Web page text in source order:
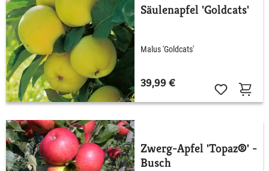
Säulenapfel 'Goldcats'
Malus 'Goldcats'
39,99 €
Zwerg-Apfel 'Topaz®' -
Busch